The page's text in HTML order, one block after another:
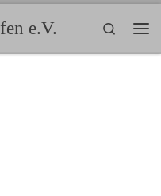
e.V.
Search